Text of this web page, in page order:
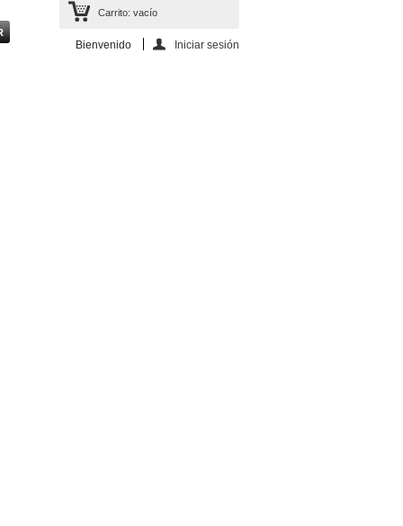
Carrito: vacío
Bienvenido Iniciar sesión